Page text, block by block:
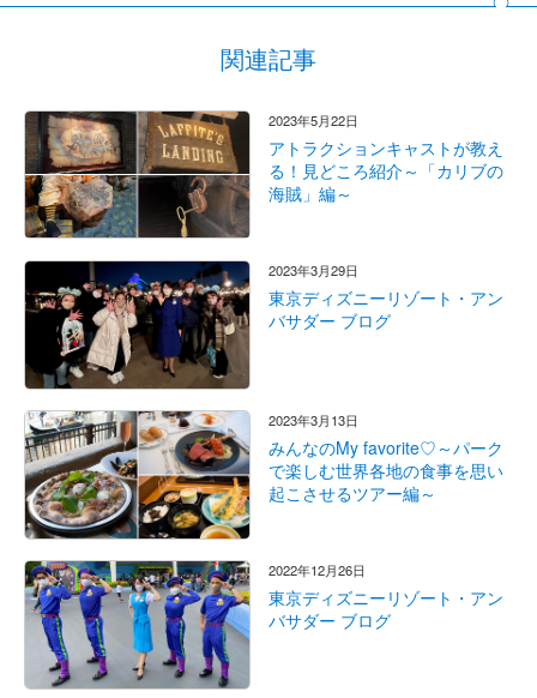
関連記事
2023年5月22日
アトラクションキャストが教え
る！見どころ紹介～「カリブの
海賊」編～
2023年3月29日
東京ディズニーリゾート・アン
バサダー ブログ
2023年3月13日
みんなのMy favorite♡～パーク
で楽しむ世界各地の食事を思い
起こさせるツアー編～
2022年12月26日
東京ディズニーリゾート・アン
バサダー ブログ